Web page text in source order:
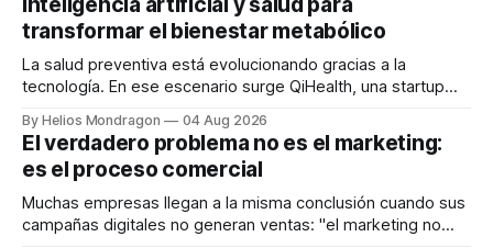
transformar el bienestar metabólico
La salud preventiva está evolucionando gracias a la
tecnología. En ese escenario surge QiHealth, una startup
dispositivos inteligentes, inteligencia artificial y monitoreo
en tiempo real para ayudar a las personas a tomar mejores
decisiones sobre su salud metabólica. Su propuesta busca
responder
By Helios Mondragon 04 Aug 2026
El verdadero problema no es el marketing:
es el proceso comercial
Muchas empresas llegan a la misma conclusión cuando sus
campañas digitales no generan ventas: "el marketing no